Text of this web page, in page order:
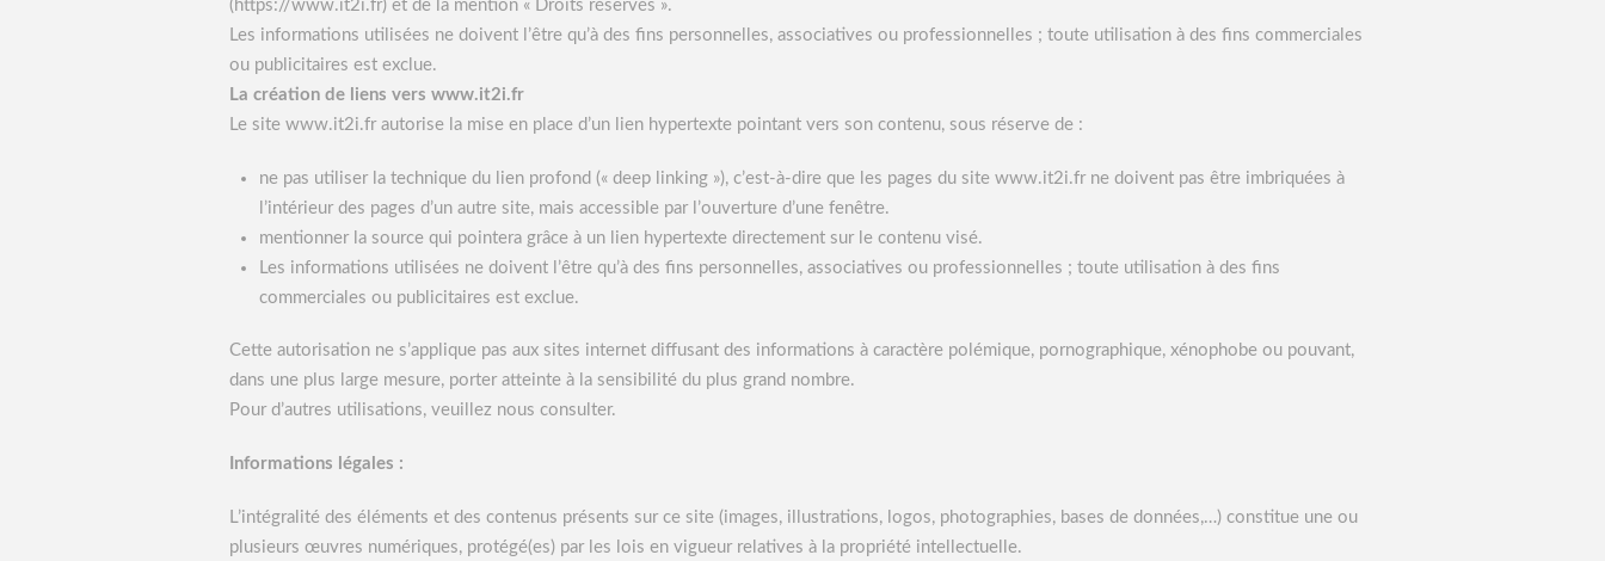
(https://www.it2i.fr) et de la mention « Droits réservés ».
Les informations utilisées ne doivent l’être qu’à des fins personnelles, associatives ou professionnelles ; toute utilisation à des fins commerciales
ou publicitaires est exclue.
La création de liens vers www.it2i.fr
Le site www.it2i.fr autorise la mise en place d’un lien hypertexte pointant vers son contenu, sous réserve de :
ne pas utiliser la technique du lien profond (« deep linking »), c’est-à-dire que les pages du site www.it2i.fr ne doivent pas être imbriquées à
l’intérieur des pages d’un autre site, mais accessible par l’ouverture d’une fenêtre.
mentionner la source qui pointera grâce à un lien hypertexte directement sur le contenu visé.
Les informations utilisées ne doivent l’être qu’à des fins personnelles, associatives ou professionnelles ; toute utilisation à des fins
commerciales ou publicitaires est exclue.
Cette autorisation ne s’applique pas aux sites internet diffusant des informations à caractère polémique, pornographique, xénophobe ou pouvant,
dans une plus large mesure, porter atteinte à la sensibilité du plus grand nombre.
Pour d’autres utilisations, veuillez nous consulter.
Informations légales :
L’intégralité des éléments et des contenus présents sur ce site (images, illustrations, logos, photographies, bases de données,…) constitue une ou
plusieurs œuvres numériques, protégé(es) par les lois en vigueur relatives à la propriété intellectuelle.